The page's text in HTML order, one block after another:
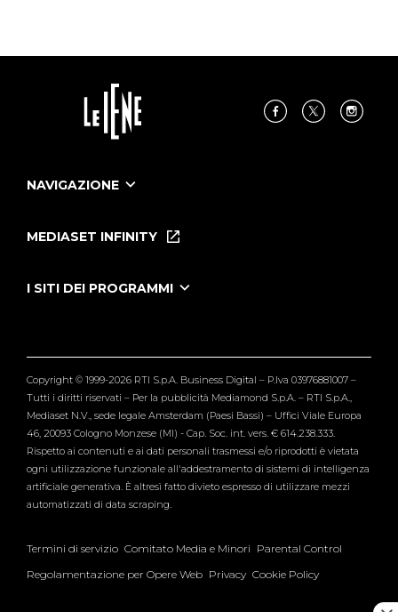
NAVIGAZIONE
Le Iene Presentano Inside
Tutti i servizi
MEDIASET INFINITY
I SITI DEI PROGRAMMI
Verissimo
Copyright © 1999-2026 RTI S.p.A. Business Digital – P.Iva 03976881007 –
Tutti i diritti riservati – Per la pubblicità Mediamond S.p.A. – RTI S.p.A.,
Mediaset N.V., sede legale Amsterdam (Paesi Bassi) – Uffici Viale Europa
46, 20093 Cologno Monzese (MI) - Cap. Soc. int. vers. € 614.238.333.
Rispetto ai contenuti e ai dati personali trasmessi e/o riprodotti è vietata
ogni utilizzazione funzionale all'addestramento di sistemi di intelligenza
artificiale generativa. È altresì fatto divieto espresso di utilizzare mezzi
automatizzati di data scraping.
Termini di servizio Comitato Media e Minori Parental Control
Regolamentazione per Opere Web Privacy Cookie Policy